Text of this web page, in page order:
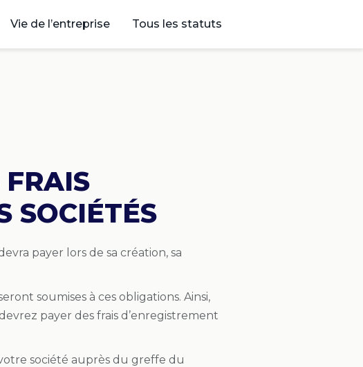
Vie de l’entreprise Tous les statuts
SOCIÉTÉS
payer lors de sa création, sa
soumises à ces obligations. Ainsi,
payer des frais d’enregistrement
société auprès du greffe du